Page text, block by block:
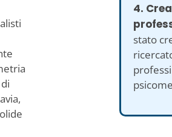
4.
stato